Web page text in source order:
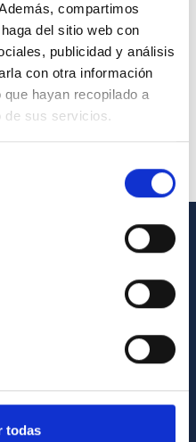
compartimos
del sitio web con
publicidad y análisis
con otra información
hayan recopilado a
de sus servicios.
todas